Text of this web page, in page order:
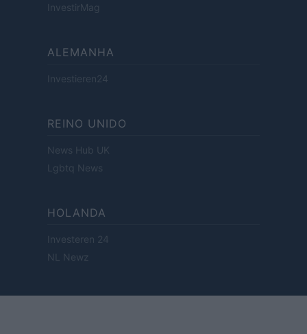
InvestirMag
ALEMANHA
Investieren24
REINO UNIDO
News Hub UK
Lgbtq News
HOLANDA
Investeren 24
NL Newz